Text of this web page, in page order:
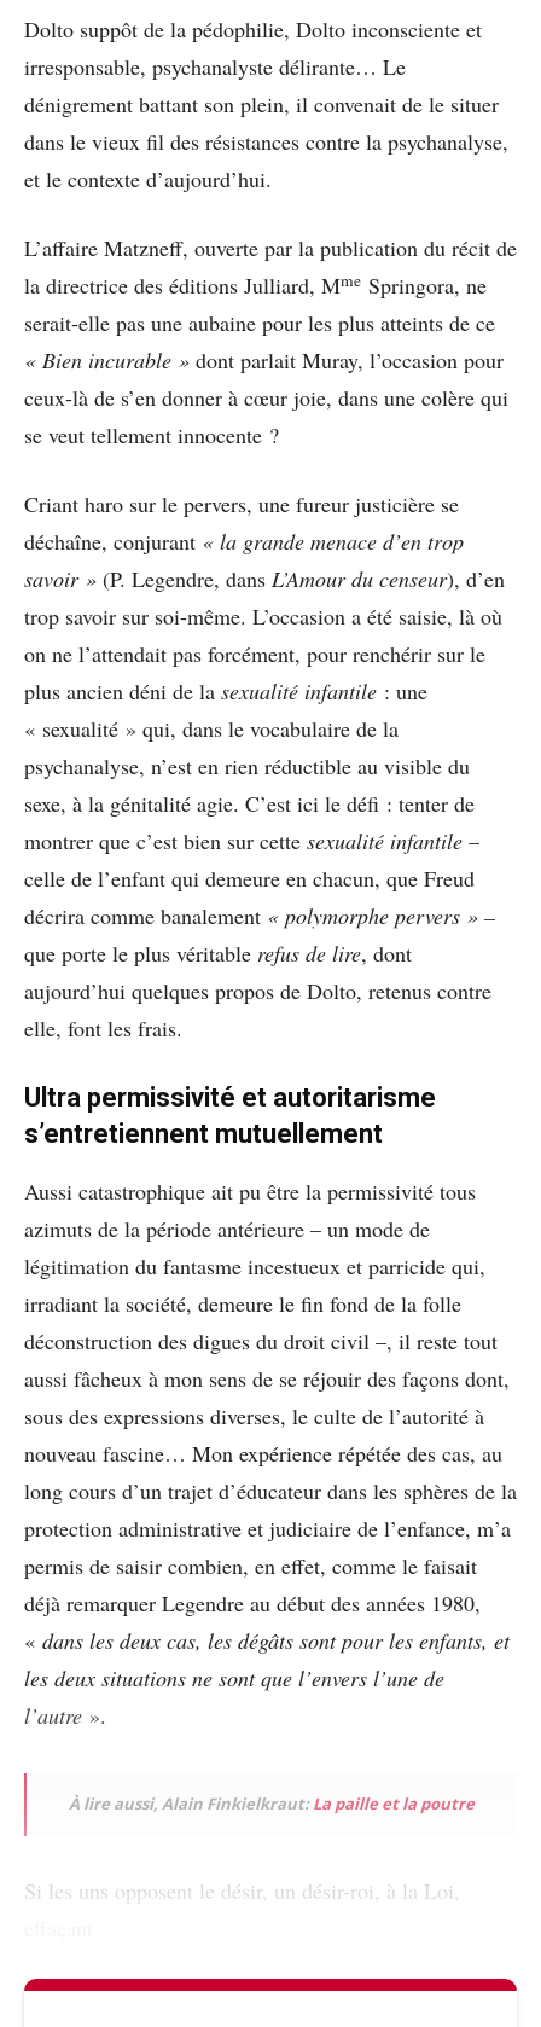
Dolto suppôt de la pédophilie, Dolto inconsciente et
irresponsable, psychanalyste délirante… Le
dénigrement battant son plein, il convenait de le situer
dans le vieux fil des résistances contre la psychanalyse,
et le contexte d’aujourd’hui.
L’affaire Matzneff, ouverte par la publication du récit de
la directrice des éditions Julliard, Mme Springora, ne
serait-elle pas une aubaine pour les plus atteints de ce
« Bien incurable » dont parlait Muray, l’occasion pour
ceux-là de s’en donner à cœur joie, dans une colère qui
se veut tellement innocente ?
Criant haro sur le pervers, une fureur justicière se
déchaîne, conjurant « la grande menace d’en trop
savoir » (P. Legendre, dans L’Amour du censeur), d’en
trop savoir sur soi-même. L’occasion a été saisie, là où
on ne l’attendait pas forcément, pour renchérir sur le
plus ancien déni de la sexualité infantile : une
« sexualité » qui, dans le vocabulaire de la
psychanalyse, n’est en rien réductible au visible du
sexe, à la génitalité agie. C’est ici le défi : tenter de
montrer que c’est bien sur cette sexualité infantile –
celle de l’enfant qui demeure en chacun, que Freud
décrira comme banalement « polymorphe pervers » –
que porte le plus véritable refus de lire, dont
aujourd’hui quelques propos de Dolto, retenus contre
elle, font les frais.
Ultra permissivité et autoritarisme
s’entretiennent mutuellement
Aussi catastrophique ait pu être la permissivité tous
azimuts de la période antérieure – un mode de
légitimation du fantasme incestueux et parricide qui,
irradiant la société, demeure le fin fond de la folle
déconstruction des digues du droit civil –, il reste tout
aussi fâcheux à mon sens de se réjouir des façons dont,
sous des expressions diverses, le culte de l’autorité à
nouveau fascine… Mon expérience répétée des cas, au
long cours d’un trajet d’éducateur dans les sphères de la
protection administrative et judiciaire de l’enfance, m’a
permis de saisir combien, en effet, comme le faisait
déjà remarquer Legendre au début des années 1980,
« dans les deux cas, les dégâts sont pour les enfants, et
les deux situations ne sont que l’envers l’une de
l’autre ».
À lire aussi, Alain Finkielkraut:La paille et la poutre
Si les uns opposent le désir, un désir-roi, à la Loi,